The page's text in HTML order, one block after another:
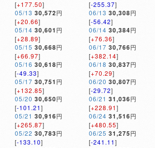
[+177.50]
05/13 30,572円
[+20.66]
05/14 30,601 円
[+28.89]
05/15 30,668円
[+66.97]
05/16 30,618円
[-49.33]
05/17 30,751 円
[+132.85]
05/20 30,650円
[-101.21]
05/21 30,916円
[+265.87]
05/22 30,783円
[-133.10]
[-255.37]
06/13 30,308円
[-56.42]
06/14 30,384円
[+76.36]
06/17 30,766円
[+382.14]
06/18 30,837円
[+70.29]
06/20 30,807円
[-29.72]
06/21 31,036円
[+228.91]
06/24 31,516円
[+480.55]
06/25 31,275円
[-241.11]